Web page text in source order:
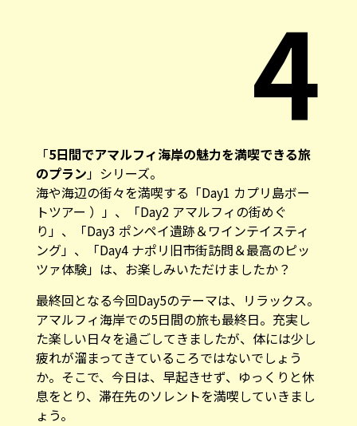
4
「5日間でアマルフィ海岸の魅力を満喫できる旅
のプラン」シリーズ。
海や海辺の街々を満喫する「Day1 カプリ島ボー
トツアー ）」、「Day2 アマルフィの街めぐ
り」、「Day3 ポンペイ遺跡＆ワインテイスティ
ング」、「Day4 ナポリ旧市街訪問＆最高のピッ
ツァ体験」は、お楽しみいただけましたか？
最終回となる今回Day5のテーマは、リラックス。
アマルフィ海岸での5日間の旅も最終日。充実し
た楽しい日々を過ごしてきましたが、体には少し
疲れが溜まってきているころではないでしょう
か。そこで、今日は、早起きせず、ゆっくりと休
息をとり、滞在先のソレントを満喫していきまし
ょう。